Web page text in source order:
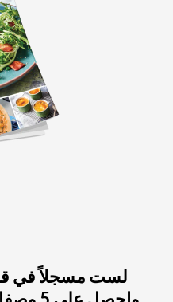
لست مسجلاً في